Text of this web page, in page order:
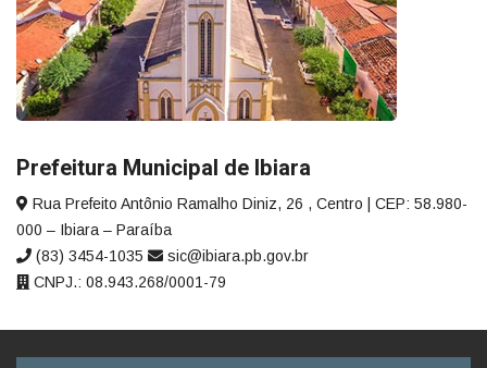
Prefeitura Municipal de Ibiara
Rua Prefeito Antônio Ramalho Diniz, 26 , Centro | CEP: 58.980-
000 – Ibiara – Paraíba
(83) 3454-1035
sic@ibiara.pb.gov.br
CNPJ.: 08.943.268/0001-79